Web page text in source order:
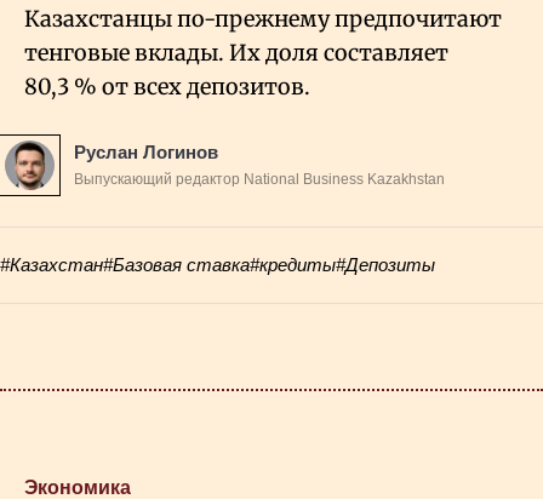
Казахстанцы по-прежнему предпочитают
тенговые вклады. Их доля составляет
80,3 % от всех депозитов.
Руслан Логинов
Выпускающий редактор National Business Kazakhstan
#Казахстан#Базовая ставка#кредиты#Депозиты
Экономика